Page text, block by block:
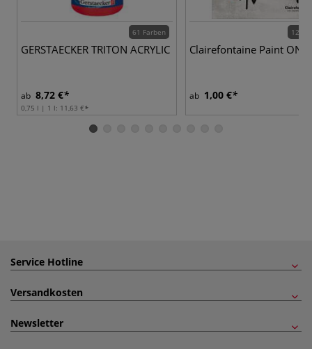
61 Farben
GERSTAECKER TRITON ACRYLIC
ab 8,72 €
0,75 l | 1 l: 11,63 €
12
Clairefontaine Paint ON
ab 1,00 €
Service Hotline
Versandkosten
Newsletter